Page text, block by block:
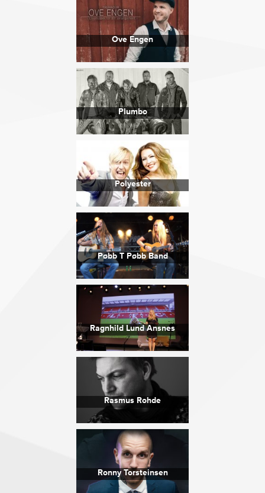
Ove Engen
Plumbo
Polyester
Pøbb T Pøbb Band
Ragnhild Lund Ansnes
Rasmus Rohde
Ronny Torsteinsen